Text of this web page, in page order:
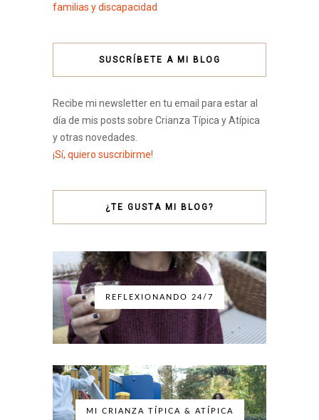
familias y discapacidad
SUSCRÍBETE A MI BLOG
Recibe mi newsletter en tu email para estar al
día de mis posts sobre Crianza Típica y Atípica
y otras novedades.
¡Sí, quiero suscribirme!
¿TE GUSTA MI BLOG?
REFLEXIONANDO 24/7
MI CRIANZA TÍPICA & ATÍPICA